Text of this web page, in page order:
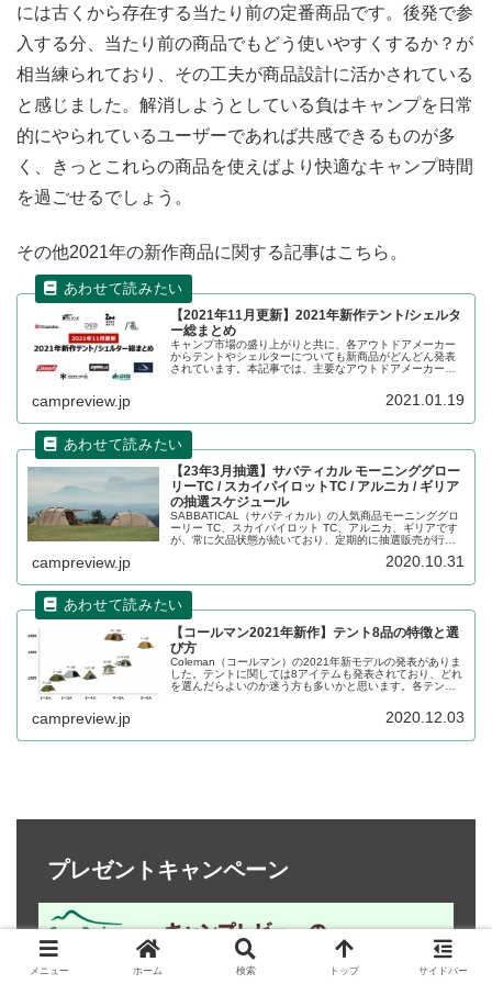
には古くから存在する当たり前の定番商品です。後発で参
入する分、当たり前の商品でもどう使いやすくするか？が
相当練られており、その工夫が商品設計に活かされている
と感じました。解消しようとしている負はキャンプを日常
的にやられているユーザーであれば共感できるものが多
く、きっとこれらの商品を使えばより快適なキャンプ時間
を過ごせるでしょう。
その他2021年の新作商品に関する記事はこちら。
【2021年11月更新】2021年新作テント/シェルタ
ー総まとめ
キャンプ市場の盛り上がりと共に、各アウトドアメーカー
からテントやシェルターについても新商品がどんどん発表
されています。本記事では、主要なアウトドアメーカーか
紹介いたします。記事は随時最新情報に更新します。
campreview.jp 2021.01.19
【23年3月抽選】サバティカル モーニンググロー
リーTC / スカイパイロットTC / アルニカ / ギリア
の抽選スケジュール
SABBATICAL（サバティカル）の人気商品モーニンググロ
ーリー TC、スカイパイロット TC、アルニカ、ギリアです
が、常に欠品状態が続いており、定期的に抽選販売が行わ
campreview.jp 2020.10.31
【コールマン2021年新作】テント8品の特徴と選
び方
Coleman（コールマン）の2021年新モデルの発表がありま
した。テントに関しては8アイテムも発表されており、どれ
を選んだらよいのか迷う方も多いかと思います。各テント
campreview.jp 2020.12.03
プレゼントキャンペーン
メニュー ホーム 検索 トップ サイドバー